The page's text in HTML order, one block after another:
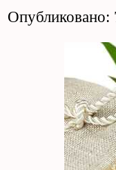
Опубликовано: